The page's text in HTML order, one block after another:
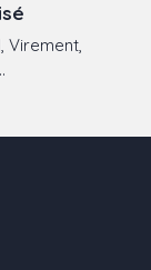
Virement,